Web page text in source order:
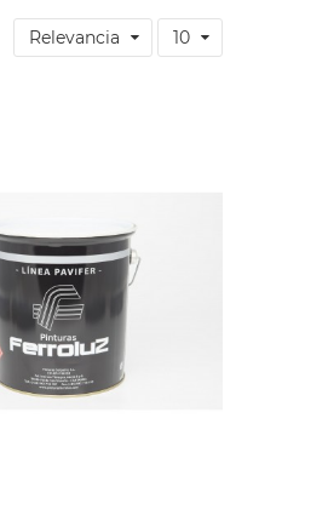
Relevancia 10